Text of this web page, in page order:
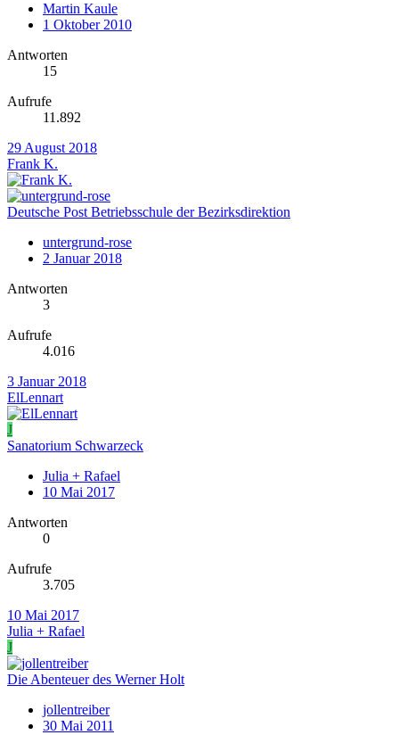
Martin Kaule
1 Oktober 2010
Antworten
15
Aufrufe
11.892
29 August 2018
Frank K.
Deutsche Post Betriebsschule der Bezirksdirektion
untergrund-rose
2 Januar 2018
Antworten
3
Aufrufe
4.016
3 Januar 2018
ElLennart
J
Sanatorium Schwarzeck
Julia + Rafael
10 Mai 2017
Antworten
0
Aufrufe
3.705
10 Mai 2017
Julia + Rafael
J
Die Abenteuer des Werner Holt
jollentreiber
30 Mai 2011